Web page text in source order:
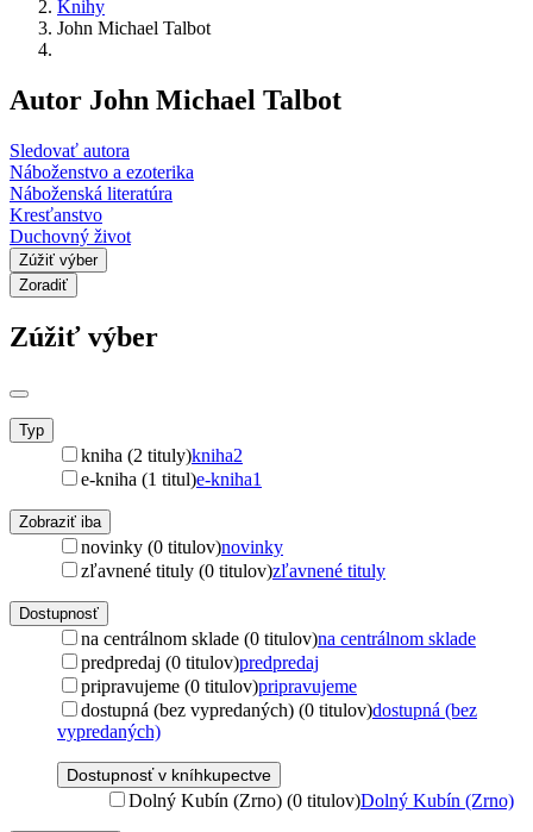
Knihy
John Michael Talbot
Autor John Michael Talbot
Sledovať autora
Náboženstvo a ezoterika
Náboženská literatúra
Kresťanstvo
Duchovný život
Zúžiť výber
Zoradiť
Zúžiť výber
Typ
kniha (2 tituly)kniha2
e-kniha (1 titul)e-kniha1
Zobraziť iba
novinky (0 titulov)novinky
zľavnené tituly (0 titulov)zľavnené tituly
Dostupnosť
na centrálnom sklade (0 titulov)na centrálnom sklade
predpredaj (0 titulov)predpredaj
pripravujeme (0 titulov)pripravujeme
dostupná (bez vypredaných) (0 titulov)dostupná (bez
vypredaných)
Dostupnosť v kníhkupectve
Dolný Kubín (Zrno) (0 titulov)Dolný Kubín (Zrno)